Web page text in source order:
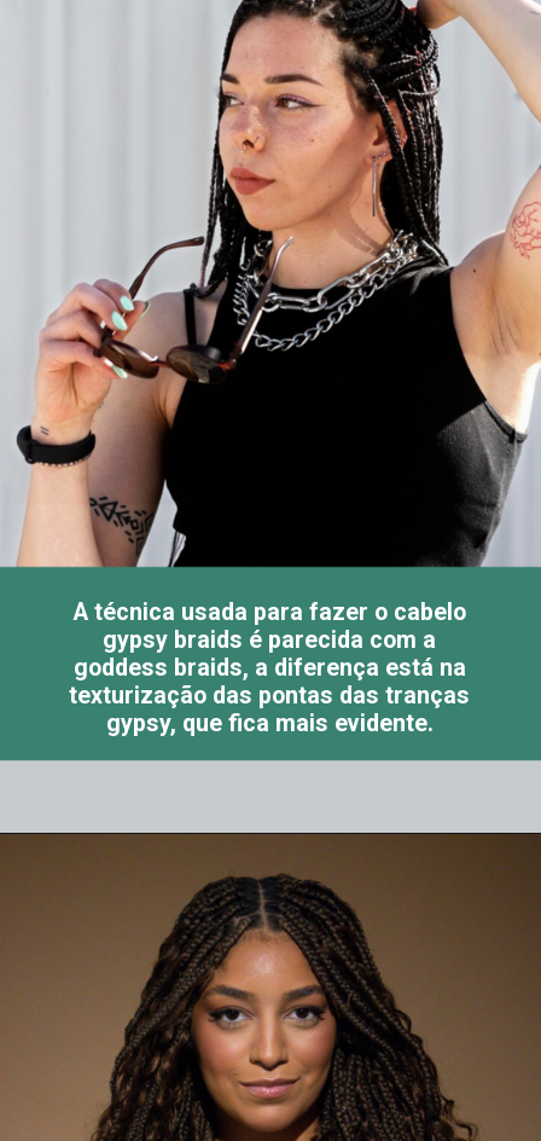
A técnica usada para fazer o cabelo
gypsy braids é parecida com a
goddess braids, a diferença está na
texturização das pontas das tranças
gypsy, que fica mais evidente.